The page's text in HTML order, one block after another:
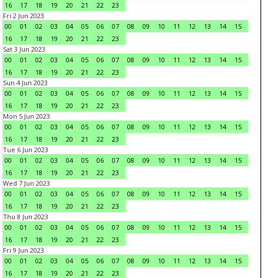
16
17 18 19 20 21 22
23
Fri 2 Jun 2023
00
01 02 03 04 05 06 07 08 09 10 11 12 13 14
15
16
17 18 19 20 21 22
23
Sat 3 Jun 2023
00
01 02 03 04 05 06 07 08 09 10 11 12 13 14
15
16
17 18 19 20 21 22
23
Sun 4 Jun 2023
00
01 02 03 04 05 06 07 08 09 10 11 12 13 14
15
16
17 18 19 20 21 22
23
Mon 5 Jun 2023
00
01 02 03 04 05 06 07 08 09 10 11 12 13 14
15
16
17 18 19 20 21 22
23
Tue 6 Jun 2023
00
01 02 03 04 05 06 07 08 09 10 11 12 13 14
15
16
17 18 19 20 21 22
23
Wed 7 Jun 2023
00
01 02 03 04 05 06 07 08 09 10 11 12 13 14
15
16
17 18 19 20 21 22
23
Thu 8 Jun 2023
00
01 02 03 04 05 06 07 08 09 10 11 12 13 14
15
16
17 18 19 20 21 22
23
Fri 9 Jun 2023
00
01 02 03 04 05 06 07 08 09 10 11 12 13 14
15
16
17 18 19 20 21 22
23